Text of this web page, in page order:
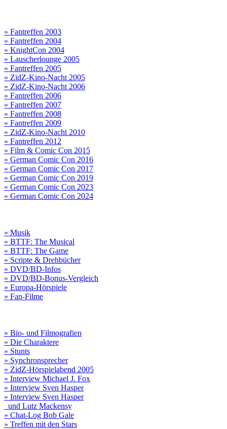
» Fantreffen 2003
» Fantreffen 2004
» KnightCon 2004
» Lauscherlounge 2005
» Fantreffen 2005
» ZidZ-Kino-Nacht 2005
» ZidZ-Kino-Nacht 2006
» Fantreffen 2006
» Fantreffen 2007
» Fantreffen 2008
» Fantreffen 2009
» ZidZ-Kino-Nacht 2010
» Fantreffen 2012
» Film & Comic Con 2015
» German Comic Con 2016
» German Comic Con 2017
» German Comic Con 2019
» German Comic Con 2023
» German Comic Con 2024
» Musik
» BTTF: The Musical
» BTTF: The Game
» Scripte & Drehbücher
» DVD/BD-Infos
» DVD/BD-Bonus-Vergleich
» Europa-Hörspiele
» Fan-Filme
» Bio- und Filmografien
» Die Charaktere
» Stunts
» Synchronsprecher
» ZidZ-Hörspielabend 2005
» Interview Michael J. Fox
» Interview Sven Hasper
» Interview Sven Hasper
und Lutz Mackensy
» Chat-Log Bob Gale
» Treffen mit den Stars